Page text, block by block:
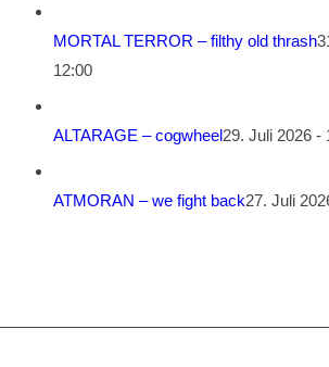
MORTAL TERROR – filthy old thrash
12:00
ALTARAGE – cogwheel29. Juli 2026 -
ATMORAN – we fight back27. Juli